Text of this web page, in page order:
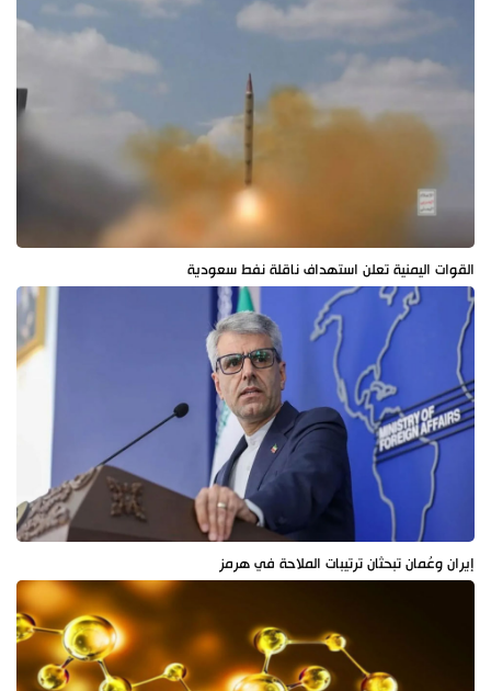
القوات اليمنية تعلن استهداف ناقلة نفط سعودية
إيران وعُمان تبحثان ترتيبات الملاحة في هرمز